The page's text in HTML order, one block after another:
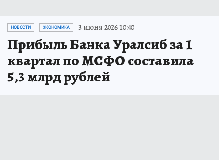
НОВОСТИ ЭКОНОМИКА 3 июня 2026 10:40
Прибыль Банка Уралсиб за 1
квартал по МСФО составила
5,3 млрд рублей